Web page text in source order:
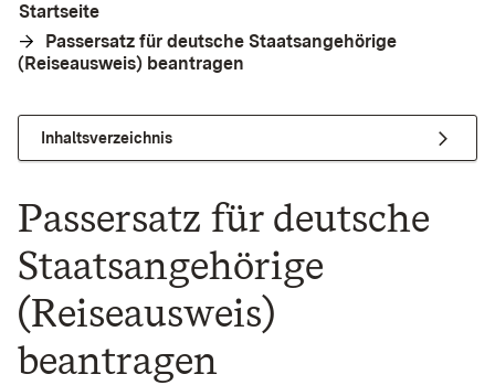
Startseite
Passersatz für deutsche Staatsangehörige
(Reiseausweis) beantragen
Inhaltsverzeichnis
Passersatz für deutsche
Staatsangehörige
(Reiseausweis)
beantragen